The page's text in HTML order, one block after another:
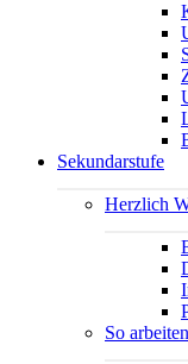
Sekundarstufe
Herzlich
So